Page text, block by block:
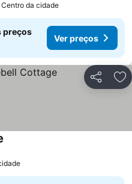
da cidade
preços
Ver preços
Partilhar